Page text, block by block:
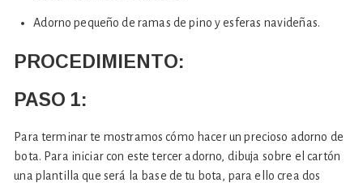
Adorno pequeño de ramas de pino y esferas navideñas.
PROCEDIMIENTO:
PASO 1:
Para terminar te mostramos cómo hacer un precioso adorno de
bota. Para iniciar con este tercer adorno, dibuja sobre el cartón
una plantilla que será la base de tu bota, para ello crea dos